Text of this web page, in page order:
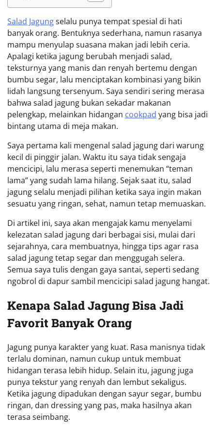
Salad Jagungselalu punya tempat spesial di hati
banyak orang. Bentuknya sederhana, namun rasanya
mampu menyulap suasana makan jadi lebih ceria.
Apalagi ketika jagung berubah menjadi salad,
teksturnya yang manis dan renyah bertemu dengan
bumbu segar, lalu menciptakan kombinasi yang bikin
lidah langsung tersenyum. Saya sendiri sering merasa
bahwa salad jagung bukan sekadar makanan
pelengkap, melainkan hidangan cookpad yang bisa jadi
bintang utama di meja makan.
Saya pertama kali mengenal salad jagung dari warung
kecil di pinggir jalan. Waktu itu saya tidak sengaja
mencicipi, lalu merasa seperti menemukan “teman
lama” yang sudah lama hilang. Sejak saat itu, salad
jagung selalu menjadi pilihan ketika saya ingin makan
sesuatu yang ringan, sehat, namun tetap memuaskan.
Di artikel ini, saya akan mengajak kamu menyelami
kelezatan salad jagung dari berbagai sisi, mulai dari
sejarahnya, cara membuatnya, hingga tips agar rasa
salad jagung tetap segar dan menggugah selera.
Semua saya tulis dengan gaya santai, seperti sedang
ngobrol di dapur sambil mencicipi salad jagung hangat.
Kenapa Salad Jagung Bisa Jadi
Favorit Banyak Orang
Jagung punya karakter yang kuat. Rasa manisnya tidak
terlalu dominan, namun cukup untuk membuat
hidangan terasa lebih hidup. Selain itu, jagung juga
punya tekstur yang renyah dan lembut sekaligus.
Ketika jagung dipadukan dengan sayur segar, bumbu
ringan, dan dressing yang pas, maka hasilnya akan
terasa seimbang.